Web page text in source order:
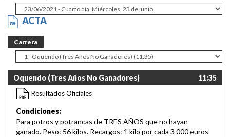
ACTA
Carrera
Oquendo (Tres Años No Ganadores) 11:35
Resultados Oficiales
Condiciones:
Para potros y potrancas de TRES AÑOS que no hayan
ganado. Peso: 56 kilos. Recargos: 1 kilo por cada 3 000 euros